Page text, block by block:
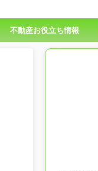
不動産お役立ち情報